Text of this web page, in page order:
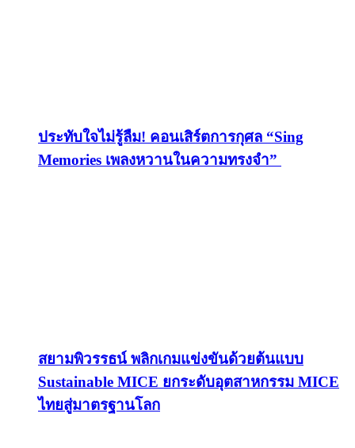
ประทับใจไม่รู้ลืม! คอนเสิร์ตการกุศล “Sing
Memories เพลงหวานในความทรงจำ”
สยามพิวรรธน์ พลิกเกมแข่งขันด้วยต้นแบบ
Sustainable MICE ยกระดับอุตสาหกรรม MICE
ไทยสู่มาตรฐานโลก